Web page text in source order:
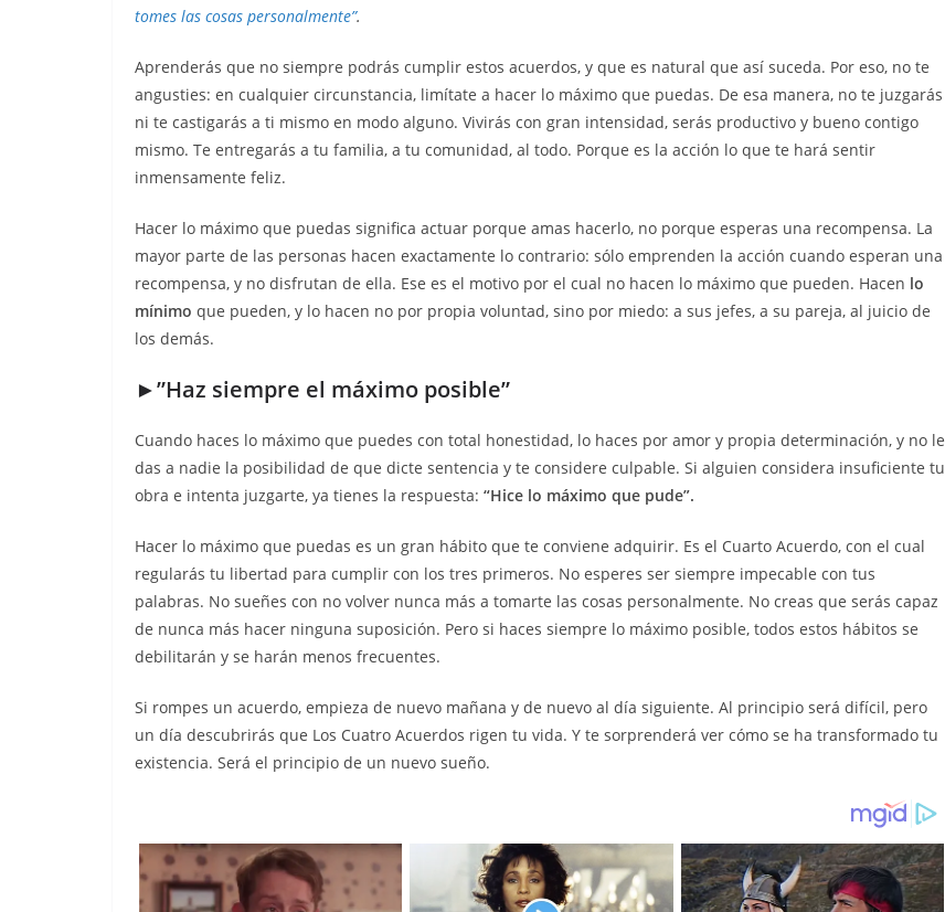
tomes las cosas personalmente”.
Aprenderás que no siempre podrás cumplir estos acuerdos, y que es natural que así suceda. Por eso, no te
angusties: en cualquier circunstancia, limítate a hacer lo máximo que puedas. De esa manera, no te juzgarás
ni te castigarás a ti mismo en modo alguno. Vivirás con gran intensidad, serás productivo y bueno contigo
mismo. Te entregarás a tu familia, a tu comunidad, al todo. Porque es la acción lo que te hará sentir
inmensamente feliz.
Hacer lo máximo que puedas significa actuar porque amas hacerlo, no porque esperas una recompensa. La
mayor parte de las personas hacen exactamente lo contrario: sólo emprenden la acción cuando esperan una
recompensa, y no disfrutan de ella. Ese es el motivo por el cual no hacen lo máximo que pueden. Hacen lo
mínimo que pueden, y lo hacen no por propia voluntad, sino por miedo: a sus jefes, a su pareja, al juicio de
los demás.
►”Haz siempre el máximo posible”
Cuando haces lo máximo que puedes con total honestidad, lo haces por amor y propia determinación, y no le
das a nadie la posibilidad de que dicte sentencia y te considere culpable. Si alguien considera insuficiente tu
obra e intenta juzgarte, ya tienes la respuesta: “Hice lo máximo que pude”.
Hacer lo máximo que puedas es un gran hábito que te conviene adquirir. Es el Cuarto Acuerdo, con el cual
regularás tu libertad para cumplir con los tres primeros. No esperes ser siempre impecable con tus
palabras. No sueñes con no volver nunca más a tomarte las cosas personalmente. No creas que serás capaz
de nunca más hacer ninguna suposición. Pero si haces siempre lo máximo posible, todos estos hábitos se
debilitarán y se harán menos frecuentes.
Si rompes un acuerdo, empieza de nuevo mañana y de nuevo al día siguiente. Al principio será difícil, pero
un día descubrirás que Los Cuatro Acuerdos rigen tu vida. Y te sorprenderá ver cómo se ha transformado tu
existencia. Será el principio de un nuevo sueño.